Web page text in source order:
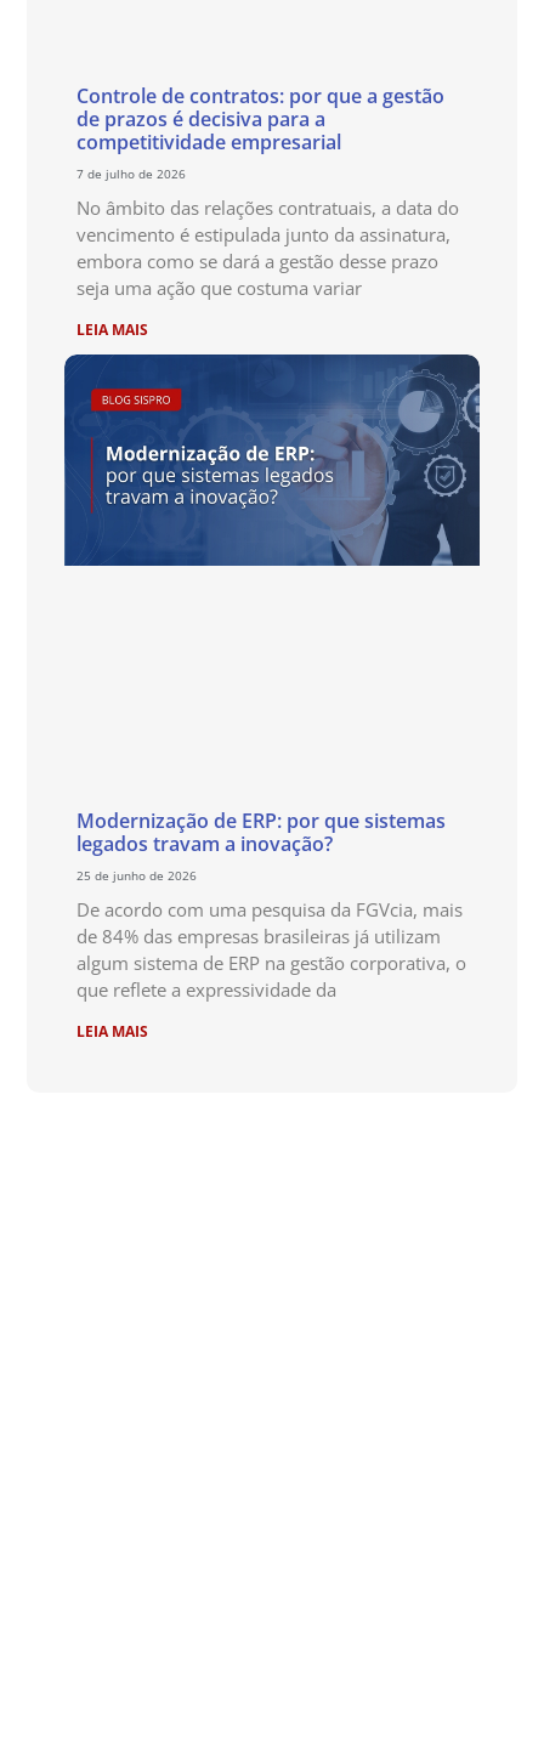
Controle de contratos: por que a gestão
de prazos é decisiva para a
competitividade empresarial
7 de julho de 2026
No âmbito das relações contratuais, a data do
vencimento é estipulada junto da assinatura,
embora como se dará a gestão desse prazo
seja uma ação que costuma variar
LEIA MAIS
Modernização de ERP: por que sistemas
legados travam a inovação?
25 de junho de 2026
De acordo com uma pesquisa da FGVcia, mais
de 84% das empresas brasileiras já utilizam
algum sistema de ERP na gestão corporativa, o
que reflete a expressividade da
LEIA MAIS